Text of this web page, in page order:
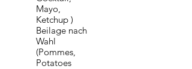
Mayo,
Ketchup )
Beilage nach
Wahl
(Pommes,
Potatoes